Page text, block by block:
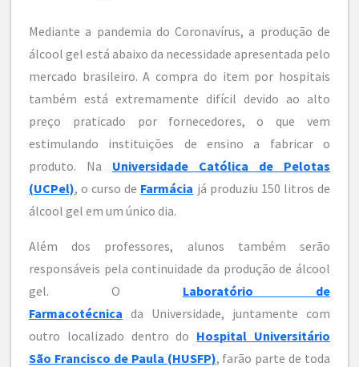
Mediante a pandemia do Coronavírus, a produção de
álcool gel está abaixo da necessidade apresentada pelo
mercado brasileiro. A compra do item por hospitais
também está extremamente difícil devido ao alto
preço praticado por fornecedores, o que vem
estimulando instituições de ensino a fabricar o
produto. Na Universidade Católica de Pelotas
(UCPel), o curso de Farmácia já produziu 150 litros de
álcool gel em um único dia.
Além dos professores, alunos também serão
responsáveis pela continuidade da produção de álcool
gel. O Laboratório de
Farmacotécnica da Universidade, juntamente com
outro localizado dentro do Hospital Universitário
São Francisco de Paula (HUSFP), farão parte de toda